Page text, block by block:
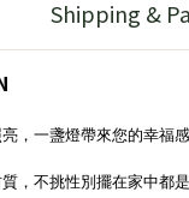
Shipping &
，一盞燈帶來您的幸福感
，不挑性別擺在家中都